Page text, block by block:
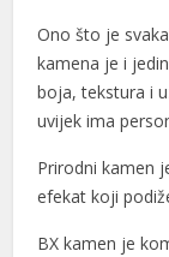
Ono što je
kamena je i
boja, tekstura i
uvijek ima
Prirodni kamen
efekat koji
BX kamen je